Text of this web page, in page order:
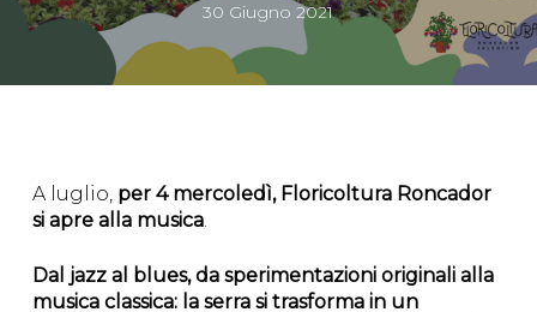
30 Giugno 2021
A luglio, per 4 mercoledì, Floricoltura Roncador
si apre alla musica.
Dal jazz al blues, da sperimentazioni originali alla
musica classica: la serra si trasforma in un